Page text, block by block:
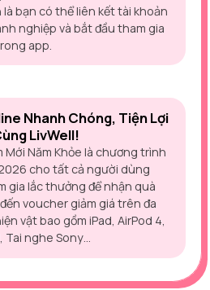
là bạn có thể liên kết tài khoản
nghiệp và bắt đầu tham gia
app.
Nhanh Chóng, Tiện Lợi
LivWell!
Mới Năm Khỏe là chương trình
cho tất cả người dùng
gia lắc thưởng để nhận quà
voucher giảm giá trên đa
vật bao gồm iPad, AirPod 4,
Tai nghe Sony…